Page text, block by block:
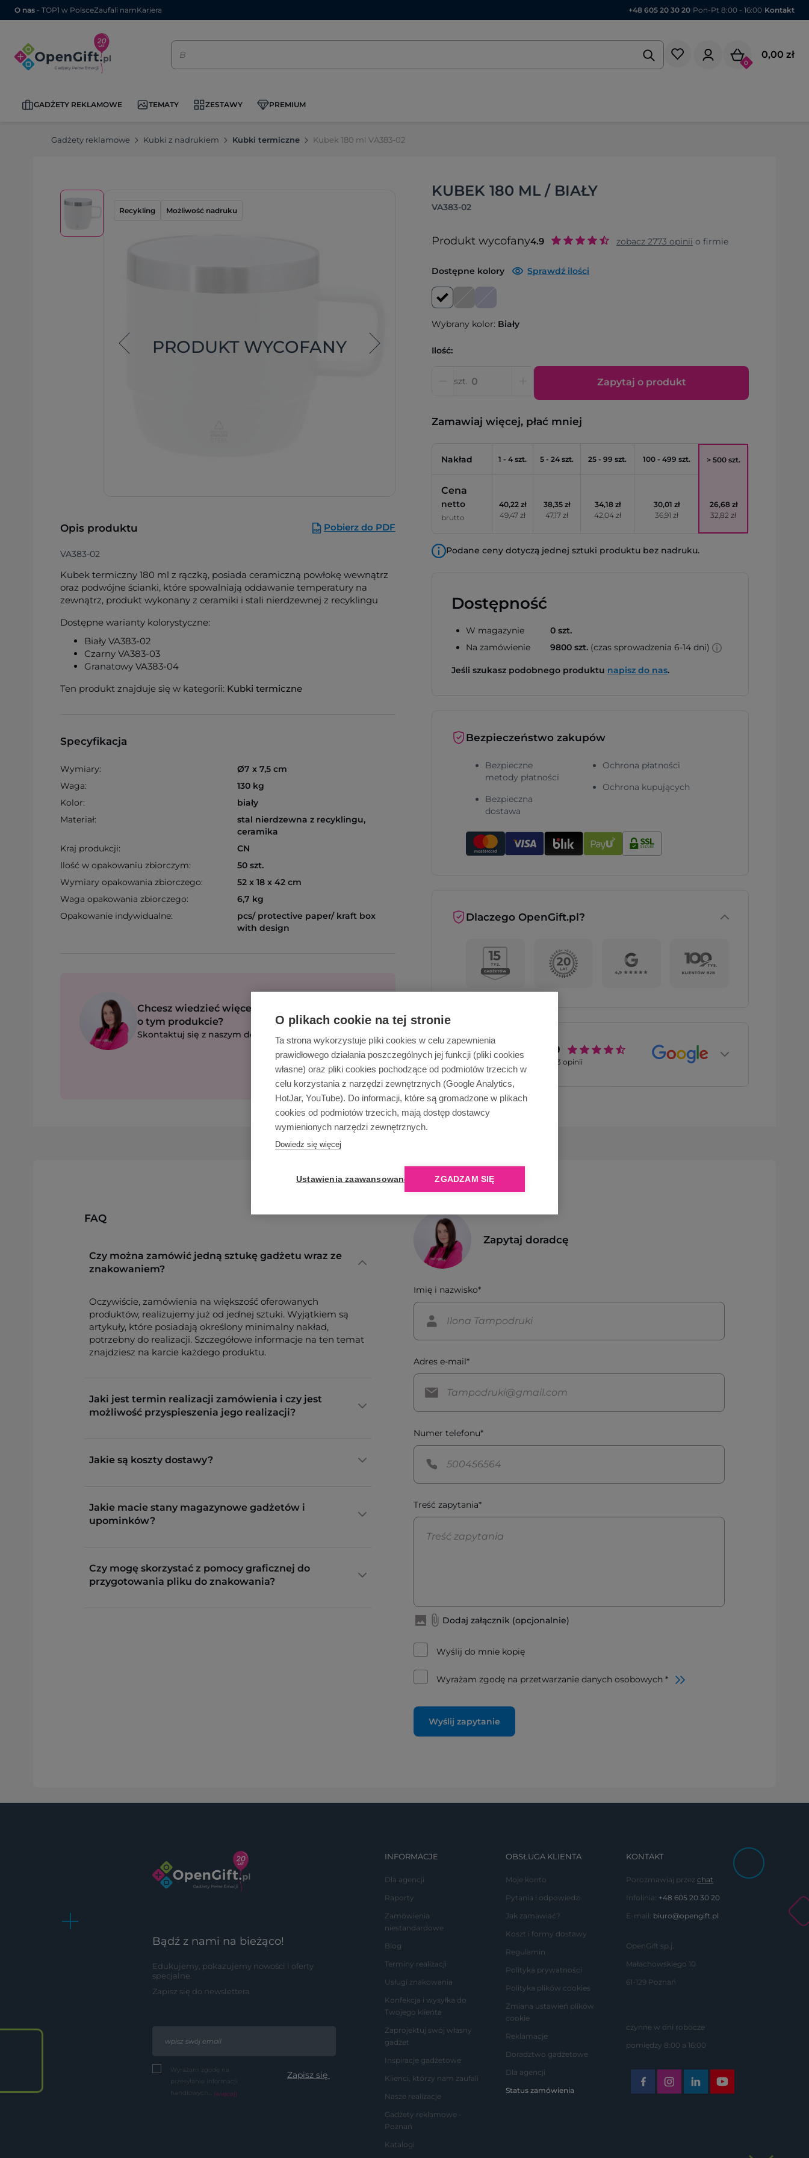
O plikach cookie na tej stronie
Ta strona wykorzystuje pliki cookies w celu zapewnienia
prawidłowego działania poszczególnych jej funkcji (pliki cookies
własne) oraz pliki cookies pochodzące od podmiotów trzecich w
celu korzystania z narzędzi zewnętrznych (Google Analytics,
HotJar, YouTube). Do informacji, które są gromadzone w plikach
cookies od podmiotów trzecich, mają dostęp dostawcy
wymienionych narzędzi zewnętrznych.
Dowiedz się więcej
Ustawienia zaawansowane ZGADZAM SIĘ
O nas - TOP1 w PolsceZaufali namKariera +48 605 20 30 20 Pon-Pt 8:00 - 16:00 Kontakt
0
0,00 zł
GADŻETY REKLAMOWE TEMATY ZESTAWY PREMIUM
Gadżety reklamowe Kubki z nadrukiem Kubki termiczne Kubek 180 ml VA383-02
KUBEK 180 ML / BIAŁY
VA383-02
Recykling Możliwość nadruku
PRODUKT WYCOFANY
Opis produktu Pobierz do PDF
VA383-02
Kubek termiczny 180 ml z rączką, posiada ceramiczną powłokę wewnątrz
oraz podwójne ścianki, które spowalniają oddawanie temperatury na
zewnątrz, produkt wykonany z ceramiki i stali nierdzewnej z recyklingu
Dostępne warianty kolorystyczne:
Biały VA383-02
Czarny VA383-03
Granatowy VA383-04
Ten produkt znajduje się w kategorii: Kubki termiczne
Specyfikacja
Wymiary:
Ø7 x 7,5 cm
Waga:
130 kg
Kolor:
biały
Materiał:
stal nierdzewna z recyklingu,
ceramika
Kraj produkcji:
CN
Ilość w opakowaniu zbiorczym:
50 szt.
Wymiary opakowania zbiorczego:
52 x 18 x 42 cm
Waga opakowania zbiorczego:
6,7 kg
Opakowanie indywidualne:
pcs/ protective paper/ kraft box
with design
Chcesz wiedzieć więcej
o tym produkcie?
Skontaktuj się z naszym doradcą!
Wyślij zapytanie
Produkt wycofany4.9 zobacz 2773 opinii o firmie
Dostępne kolory Sprawdź ilości
Wybrany kolor: Biały
Ilość:
szt. Zapytaj o produkt
Zamawiaj więcej, płać mniej
Nakład 1 - 4 szt. 5 - 24 szt. 25 - 99 szt. 100 - 499 szt. > 500 szt.
Cena
netto
brutto
40,22 zł
49,47 zł
38,35 zł
47,17 zł
34,18 zł
42,04 zł
30,01 zł
36,91 zł
26,68 zł
32,82 zł
Podane ceny dotyczą jednej sztuki produktu bez nadruku.
Dostępność
W magazynie
Na zamówienie
0 szt.
9800 szt.(czas sprowadzenia 6-14 dni)
Jeśli szukasz podobnego produktu napisz do nas.
Bezpieczeństwo zakupów
Bezpieczne
metody płatności
Bezpieczna
dostawa
Ochrona płatności
Ochrona kupujących
Dlaczego OpenGift.pl?
Opinie o nas 4.9
2773 opinii
FAQ
Czy można zamówić jedną sztukę gadżetu wraz ze
znakowaniem?
Oczywiście, zamówienia na większość oferowanych
produktów, realizujemy już od jednej sztuki. Wyjątkiem są
artykuły, które posiadają określony minimalny nakład,
potrzebny do realizacji. Szczegółowe informacje na ten temat
znajdziesz na karcie każdego produktu.
Jaki jest termin realizacji zamówienia i czy jest
możliwość przyspieszenia jego realizacji?
Jakie są koszty dostawy?
Jakie macie stany magazynowe gadżetów i
upominków?
Czy mogę skorzystać z pomocy graficznej do
przygotowania pliku do znakowania?
Zapytaj doradcę
Imię i nazwisko*
Adres e-mail*
Numer telefonu*
Treść zapytania*
Dodaj załącznik (opcjonalnie)
Wyślij do mnie kopię
Wyrażam zgodę na przetwarzanie danych osobowych *
Wyślij zapytanie
Bądź z nami na bieżąco!
Edukujemy, pokazujemy nowości i oferty
specjalne.
Zapisz się do newslettera
Wyrażam zgodę na
przesyłanie informacji
handlowych... (więcej)
INFORMACJE
Dla agencji
Raporty
Zamówienia
niestandardowe
Blog
Terminy realizacji
Usługi znakowania
Konfekcja i wysyłka do
Twojego klienta
Zaprojektuj swój własny
gadżet
Inspiracje gadżetowe
Klienci, którzy nam zaufali
Nasze realizacje
Gadżety reklamowe -
Poznań
Katalogi
OBSŁUGA KLIENTA
Moje konto
Pytania i odpowiedzi
Jak zamawiać?
Koszt i formy dostawy
Regulamin
Polityka prywatności
Polityka plików cookies
Zmiana ustawień plików
cookie
Reklamacje
Doradztwo gadżetowe
Dla agencji
Status zamówienia
KONTAKT
Porozmawiaj przezchat
Infolinia: +48 605 20 30 20
E-mail: biuro@opengift.pl
OpenGift sp.j.
Małachowskiego 10
61-129 Poznań
czynne w dni robocze
pomiędzy 8:00 a 16:00